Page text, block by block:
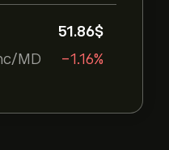
MD
51.86‎$‎
-1.16%